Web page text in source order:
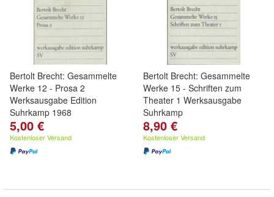
Bertolt Brecht: Gesammelte
Werke 12 - Prosa 2
Werksausgabe Edition
Suhrkamp 1968
5,00 €
Kostenloser Versand
Bertolt Brecht: Gesammelte
Werke 15 - Schriften zum
Theater 1 Werksausgabe
Suhrkamp
8,90 €
Kostenloser Versand